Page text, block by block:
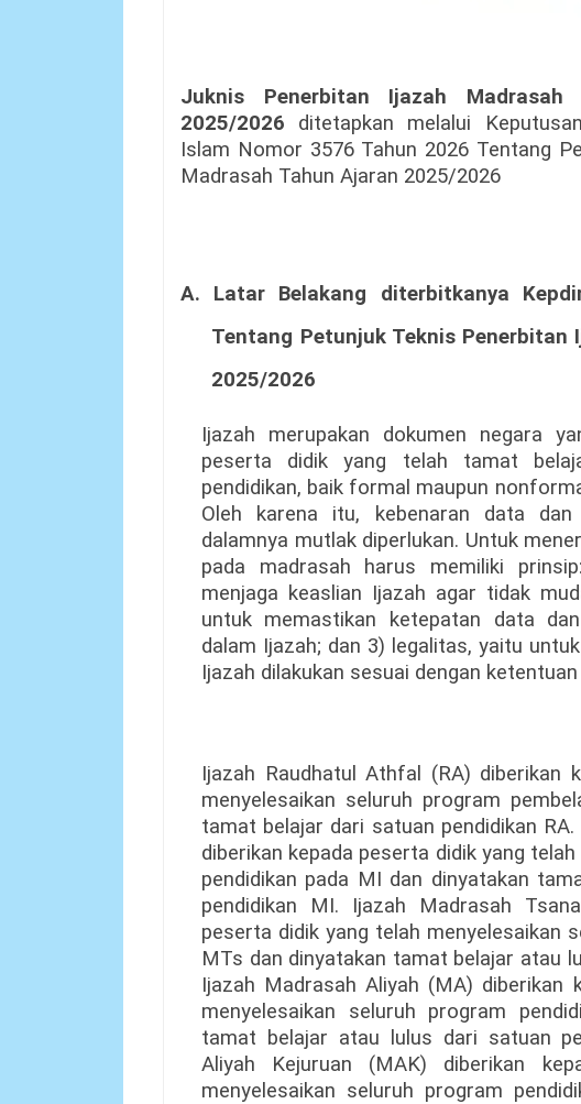
Juknis Penerbitan Ijazah
2025/2026 ditetapkan melalui
Islam Nomor 3576 Tahun 2026 Tentang
Madrasah Tahun Ajaran 2025/2026
A. Latar Belakang diterbitkanya
Tentang Petunjuk Teknis Penerbitan
2025/2026
Ijazah merupakan dokumen negara
peserta didik yang telah tamat
pendidikan, baik formal maupun
Oleh karena itu, kebenaran data
dalamnya mutlak diperlukan. Untuk
pada madrasah harus memiliki
menjaga keaslian Ijazah agar tidak
untuk memastikan ketepatan data
dalam Ijazah; dan 3) legalitas, yaitu
Ijazah dilakukan sesuai dengan
Ijazah Raudhatul Athfal (RA) diberikan
menyelesaikan seluruh program
tamat belajar dari satuan pendidikan
diberikan kepada peserta didik yang
pendidikan pada MI dan dinyatakan
pendidikan MI. Ijazah Madrasah
peserta didik yang telah menyelesaikan
MTs dan dinyatakan tamat belajar atau
Ijazah Madrasah Aliyah (MA) diberikan
menyelesaikan seluruh program
tamat belajar atau lulus dari satuan
Aliyah Kejuruan (MAK) diberikan
menyelesaikan seluruh program